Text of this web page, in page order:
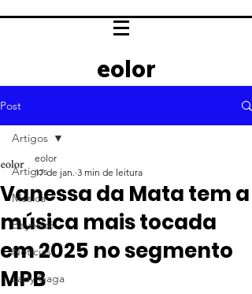
eolor
Post
Artigos
Música
Beyoncé
Notícias
Lady Gaga
Artigos
Vanessa da Mata tem a
música mais tocada
em 2025 no segmento
MPB
eolor
17 de jan. 3 min de leitura